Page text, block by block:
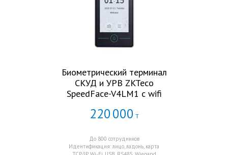
Биометрический терминал
СКУД и УРВ ZKTeco
SpeedFace-V4LM1 c wifi
220000 Т
До 800 сотрудников
Идентификация: лицо, ладонь, карта